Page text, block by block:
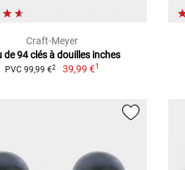
Craft-Meyer
de 94 clés à douilles inches
PVC 99,99 €2 39,99 €1